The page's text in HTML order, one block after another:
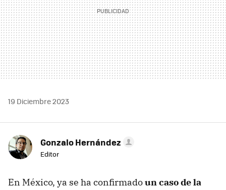
19 Diciembre 2023
Gonzalo Hernández
Editor
En México, ya se ha confirmadoun caso de la